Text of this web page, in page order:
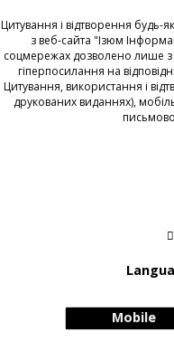
Цитування і відтворення будь-
з веб-сайта "Ізюм
соцмережах дозволено лише з
гіперпосилання на
Цитування, використання і
друкованих виданнях),
Mobile